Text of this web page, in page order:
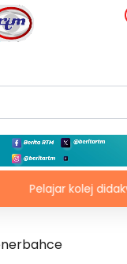
Pelajar kolej didakwa